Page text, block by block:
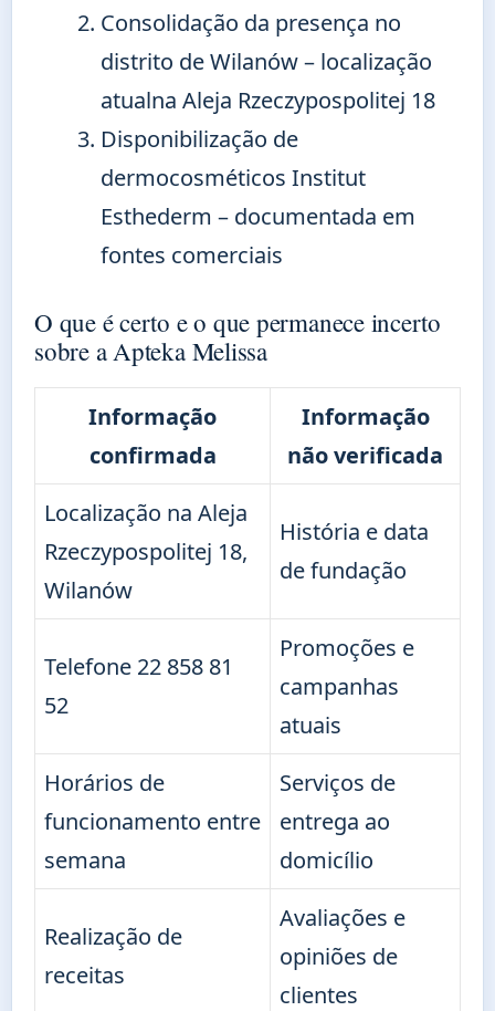
Consolidação da presença no
distrito de Wilanów – localização
atualna Aleja Rzeczypospolitej 18
Disponibilização de
dermocosméticos Institut
Esthederm – documentada em
fontes comerciais
O que é certo e o que permanece incerto
sobre a Apteka Melissa
Informação
confirmada
Informação
não verificada
Localização na Aleja
Rzeczypospolitej 18,
Wilanów
História e data
de fundação
Telefone 22 858 81
52
Promoções e
campanhas
atuais
Horários de
funcionamento entre
semana
Serviços de
entrega ao
domicílio
Realização de
receitas
Avaliações e
opiniões de
clientes